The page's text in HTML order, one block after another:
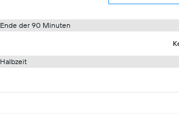
Ende der 90 Minuten
Halbzeit